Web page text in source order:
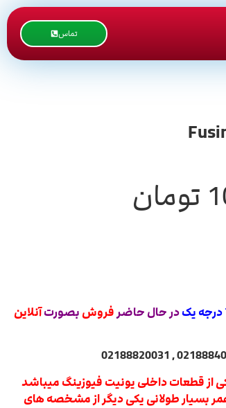
تماس
تومان
در حال حاضر فروش بصورتآنلاین
از قطعات داخلی یونیت فیوزینگ میباشد
عمر بسیار طولانی یکی دیگر از مشخصه های